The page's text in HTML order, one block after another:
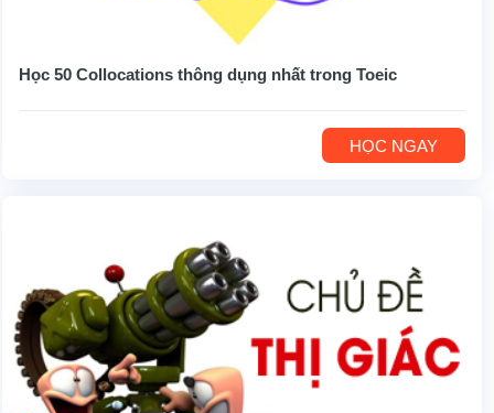
Học 50 Collocations thông dụng nhất trong Toeic
HỌC NGAY